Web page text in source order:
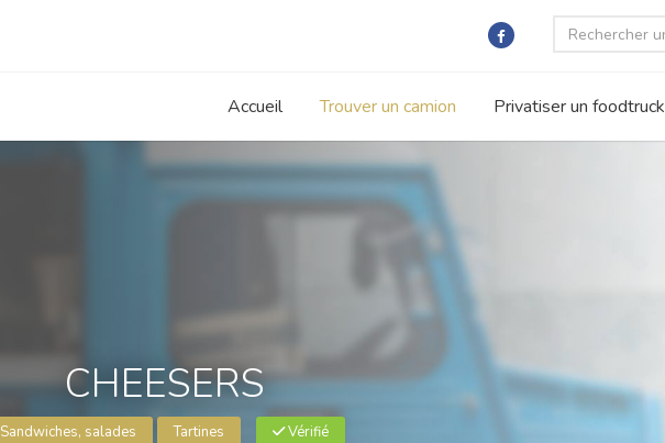
Accueil Trouver un camion Privatiser un foodtruck
CHEESERS
Sandwiches, salades Tartines Vérifié